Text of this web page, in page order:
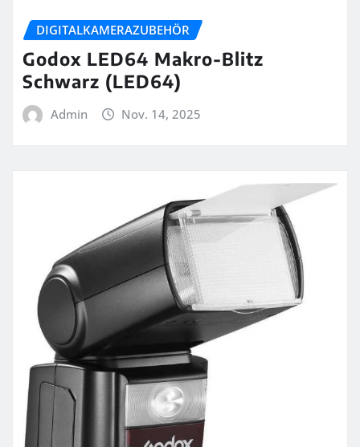
DIGITALKAMERAZUBEHÖR
Godox LED64 Makro-Blitz
Schwarz (LED64)
Admin Nov. 14, 2025